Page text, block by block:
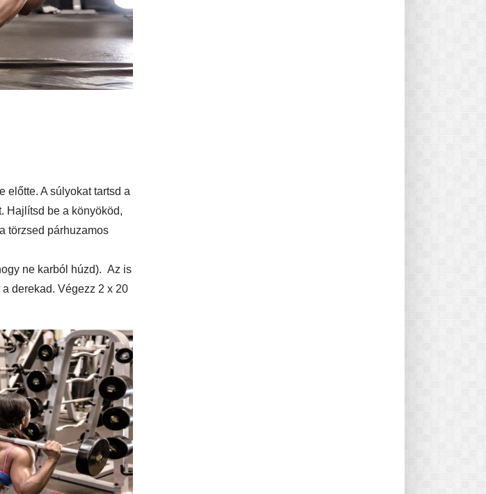
előtte. A súlyokat tartsd a
Hajlítsd be a könyököd,
törzsed párhuzamos
ne karból húzd). Az is
derekad. Végezz 2 x 20